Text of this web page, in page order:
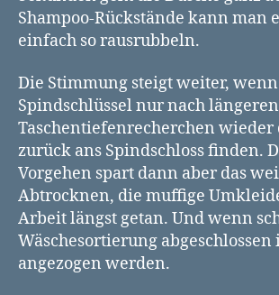
Shampoo-Rückstände kann man
einfach so rausrubbeln.
Die Stimmung steigt weiter,
Spindschlüssel nur nach längeren
Taschentiefenrecherchen wieder
zurück ans Spindschloss finden.
Vorgehen spart dann aber das
Abtrocknen, die muffige
Arbeit längst getan. Und wenn
Wäschesortierung abgeschlossen
angezogen werden.